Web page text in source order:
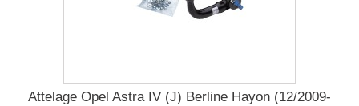
Attelage Opel Astra IV (J) Berline Hayon (12/2009-